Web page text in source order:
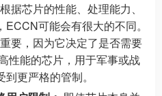
据芯片的性能、处理能力、
可能会有很大的不同。
要，因为它决定了是否需要
性能的芯片，用于军事或战
更严格的管制。